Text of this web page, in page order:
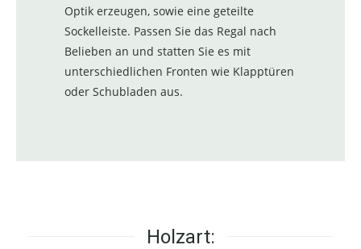
Optik erzeugen, sowie eine geteilte
Sockelleiste. Passen Sie das Regal nach
Belieben an und statten Sie es mit
unterschiedlichen Fronten wie Klapptüren
oder Schubladen aus.
Holzart: